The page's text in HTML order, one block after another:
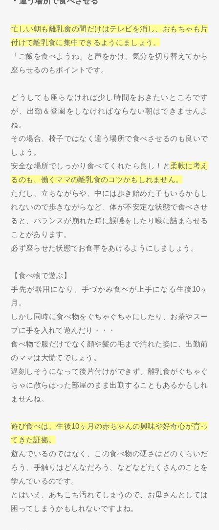
忙しい朝も離乳食の間だけはテレビを消し、おもちゃも片
付けて離乳食に集中できるようにましょう。
「ご飯を食べようね」と声をかけ、気分を切り替えてから
座らせるのもポイントです。
どうしても座らなければ少し時間をおきたいところです
が、出勤＆登園をしなければならない朝はできませんよ
ね。
その場合、椅子ではなく違う場所で食べさせるのも良いで
しょう。
安全な場所でしっかり食べてくれたら良し！と柔軟に考え
るのも、働くママの離乳食のコツかもしれません。
ただし、立ちながらや、中には歩き始めた子もいるかもし
れないので歩きながらなど、体が不安定な状態で食べさせ
ると、バランスが崩れた時に誤嚥をしたり喉に詰まらせる
ことがあります。
必ず座らせた状態でお食事をあげるようにしましょう。
【食べ物で遊ぶ】
手先が器用になり、手づかみ食べが上手になる生後10ヶ
月。
しかし同時に食べ物をぐちゃぐちゃにしたり、お茶やスー
プに手を入れて遊んだり・・・
食べ物で服だけでなく顔や髪の毛まで汚れた姿に、出勤前
のママは大慌てでしょう。
遅刻しそうになって後片付けができず、離乳食がぐちゃぐ
ちゃに散らばった部屋のまま出勤することもあるかもしれ
ませんね。
遊び食べは、生後10ヶ月の赤ちゃんの興味や好奇心が育っ
てきた証拠。
遊んでいるのではなく、この食べ物の硬さはどのくらいだ
ろう、手触りはどんなだろう、などなどたくさんのことを
学んでいるのです。
とはいえ、あちこち汚れてしまうので、お母さんとしては
困ってしまうかもしれないですよね。